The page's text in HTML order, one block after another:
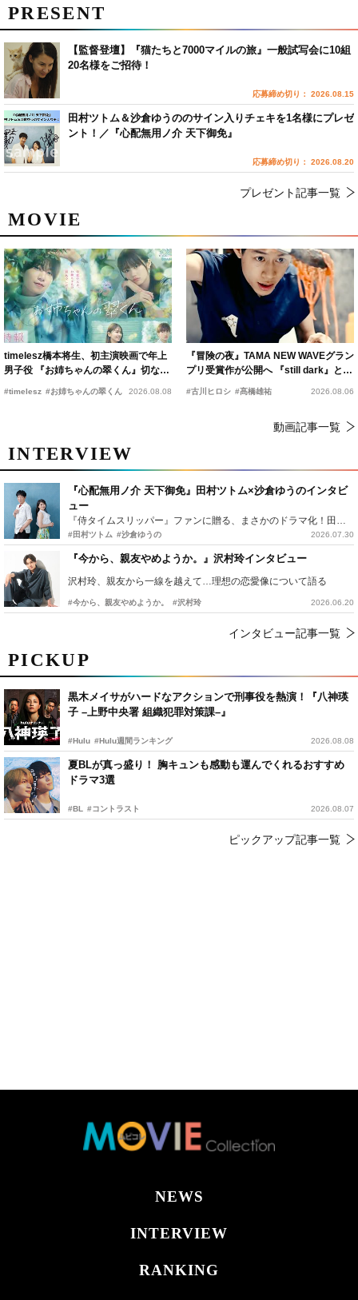
PICKUP
黒木メイサがハードなアクションで刑事役を熱演！『八神瑛
子 –上野中央署 組織犯罪対策課–』
#Hulu #Hulu週間ランキング 2026.08.08
夏BLが真っ盛り！ 胸キュンも感動も運んでくれるおすすめ
ドラマ3選
#BL #コントラスト 2026.08.07
ピックアップ記事一覧
MOVIE
timelesz橋本将生、初主演映画で年上
男子役 『お姉ちゃんの翠くん』切ない
恋の幕開けを予感
#timelesz #お姉ちゃんの翠くん 2026.08.08
『冒険の夜』TAMA NEW WAVEグラン
プリ受賞作が公開へ 『still dark』と同
時上映決定
#古川ヒロシ #髙橋雄祐 2026.08.06
動画記事一覧
INTERVIEW
『心配無用ノ介 天下御免』田村ツトム×沙倉ゆうのインタビ
ュー
『侍タイムスリッパー』ファンに贈る、まさかのドラマ化！田村ツトム×沙倉ゆうのが語る『心配無用ノ介』撮影秘話
#田村ツトム #沙倉ゆうの 2026.07.30
『今から、親友やめようか。』沢村玲インタビュー
沢村玲、親友から一線を越えて…理想の恋愛像について語る
#今から、親友やめようか。 #沢村玲 2026.06.20
インタビュー記事一覧
PRESENT
【監督登壇】『猫たちと7000マイルの旅』一般試写会に10組
20名様をご招待！
応募締め切り： 2026.08.15
田村ツトム＆沙倉ゆうののサイン入りチェキを1名様にプレゼ
ント！／『心配無用ノ介 天下御免』
応募締め切り： 2026.08.20
プレゼント記事一覧
NEWS
INTERVIEW
RANKING